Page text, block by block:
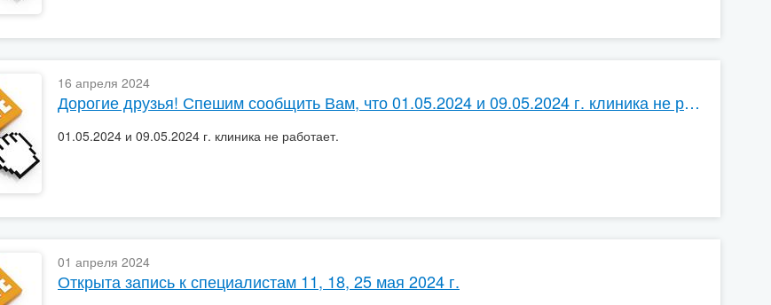
16 апреля 2024
Дорогие друзья! Спешим сообщить Вам, что 01.05.2024 и 09.05.2024 г. клиника не работает.
01.05.2024 и 09.05.2024 г. клиника не работает.
01 апреля 2024
Открыта запись к специалистам 11, 18, 25 мая 2024 г.